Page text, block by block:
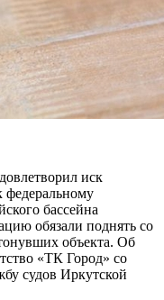
иск
федеральному
бассейна
обязали поднять со
объекта. Об
«ТК Город» со
судов Иркутской